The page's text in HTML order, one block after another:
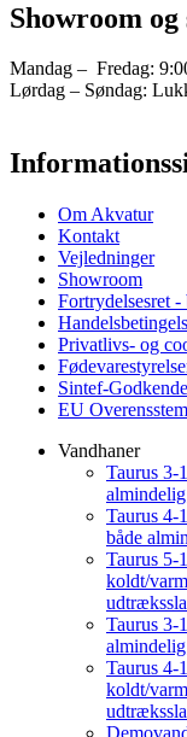
Showroom
Mandag – Fredag:
Lørdag – Søndag:
Om Akvatur
Kontakt
Vejledninger
Showroom
Fortrydelsesret -
Privatlivs- og
Sintef-
EU
Vandhaner
Taurus 3-
Taurus 4-
både
Taurus 5-
koldt/
Taurus 3-
Taurus 4-
koldt/